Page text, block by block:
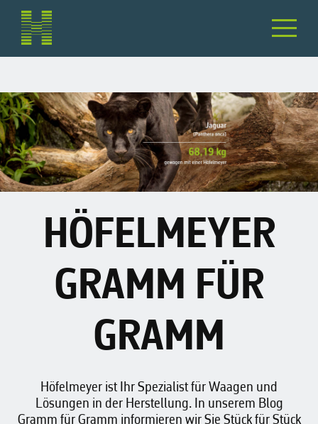
HÖFELMEYER
GRAMM FÜR
GRAMM
Höfelmeyer ist Ihr Spezialist für Waagen und
Lösungen in der Herstellung. In unserem Blog
Gramm für Gramm informieren wir Sie Stück für Stück